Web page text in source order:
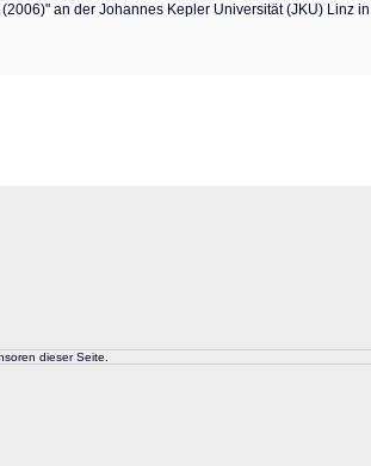
an der Johannes Kepler Universität (JKU) Linz
dieser Seite.